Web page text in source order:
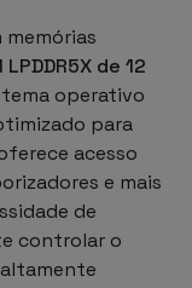
memórias
LPDDR5X de 12
operativo
para
acesso
e mais
de
controlar o